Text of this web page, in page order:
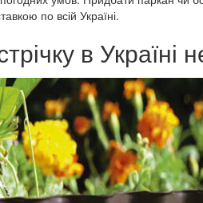
по всій Україні.
в Україні